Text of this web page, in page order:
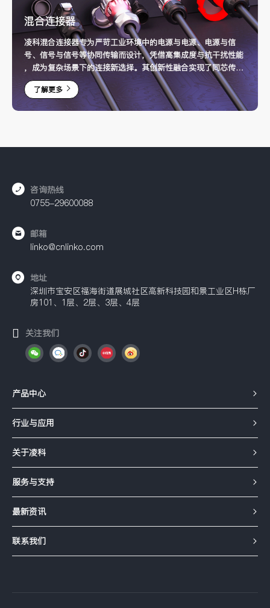
混合连接器
凌科混合连接器专为严苛工业环境中的电源与电源、电源与信
号、信号与信号等协同传输而设计，凭借高集成度与抗干扰性能
，成为复杂场景下的连接新选择。其创新性融合实现了同芯传
输，为工业自动化、新能源设备、智能医疗等领域提供了高效、
稳定与更省空间的紧凑连接解决方案。
了解更多
咨询热线
0755-29600088
邮箱
linko@cnlinko.com
地址
深圳市宝安区福海街道展城社区高新科技园和景工业区H栋厂
房101、1层、2层、3层、4层
关注我们
产品中心
行业与应用
关于凌科
服务与支持
最新资讯
联系我们